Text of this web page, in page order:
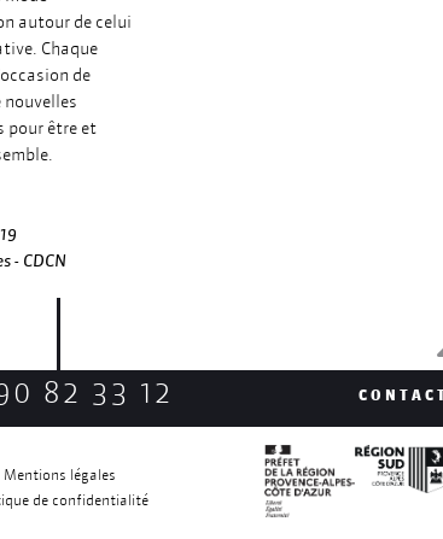
autour de celui
Chaque
de
nouvelles
pour être et
- CDCN
82 33 12
Mentions légales
de confidentialité